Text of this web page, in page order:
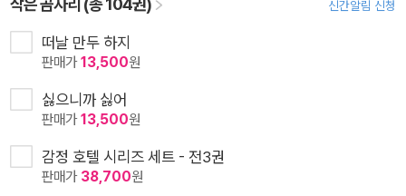
작은 곰자리 (총 104권) 신간알림 신청
떠날 만두 하지
판매가13,500원
싫으니까 싫어
판매가13,500원
감정 호텔 시리즈 세트 - 전3권
판매가 38,700원